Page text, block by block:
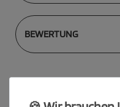
BEWERTUNG
Gratispaket: